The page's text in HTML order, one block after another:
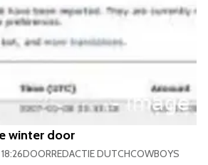
winter door
DOORREDACTIE DUTCHCOWBOYS